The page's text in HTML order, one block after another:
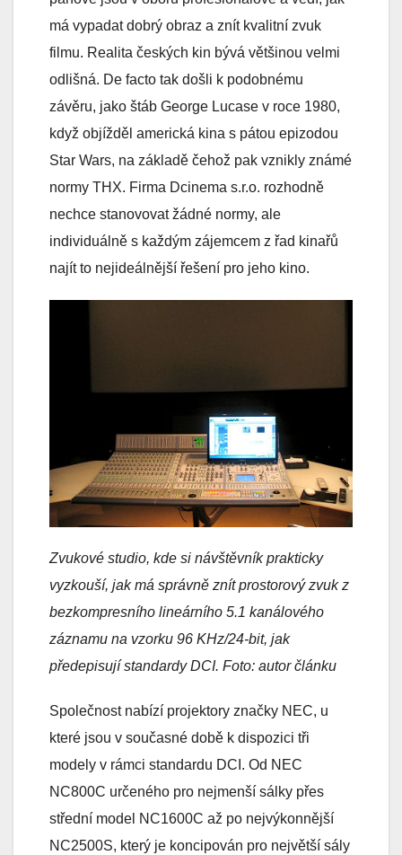
má vypadat dobrý obraz a znít kvalitní zvuk
filmu. Realita českých kin bývá většinou velmi
odlišná. De facto tak došli k podobnému
závěru, jako štáb George Lucase v roce 1980,
když objížděl americká kina s pátou epizodou
Star Wars, na základě čehož pak vznikly známé
normy THX. Firma Dcinema s.r.o. rozhodně
nechce stanovovat žádné normy, ale
individuálně s každým zájemcem z řad kinařů
najít to nejideálnější řešení pro jeho kino.
Zvukové studio, kde si návštěvník prakticky
vyzkouší, jak má správně znít prostorový zvuk z
bezkompresního lineárního 5.1 kanálového
záznamu na vzorku 96 KHz/24-bit, jak
předepisují standardy DCI. Foto: autor článku
Společnost nabízí projektory značky NEC, u
které jsou v současné době k dispozici tři
modely v rámci standardu DCI. Od NEC
NC800C určeného pro nejmenší sálky přes
střední model NC1600C až po nejvýkonnější
NC2500S, který je koncipován pro největší sály